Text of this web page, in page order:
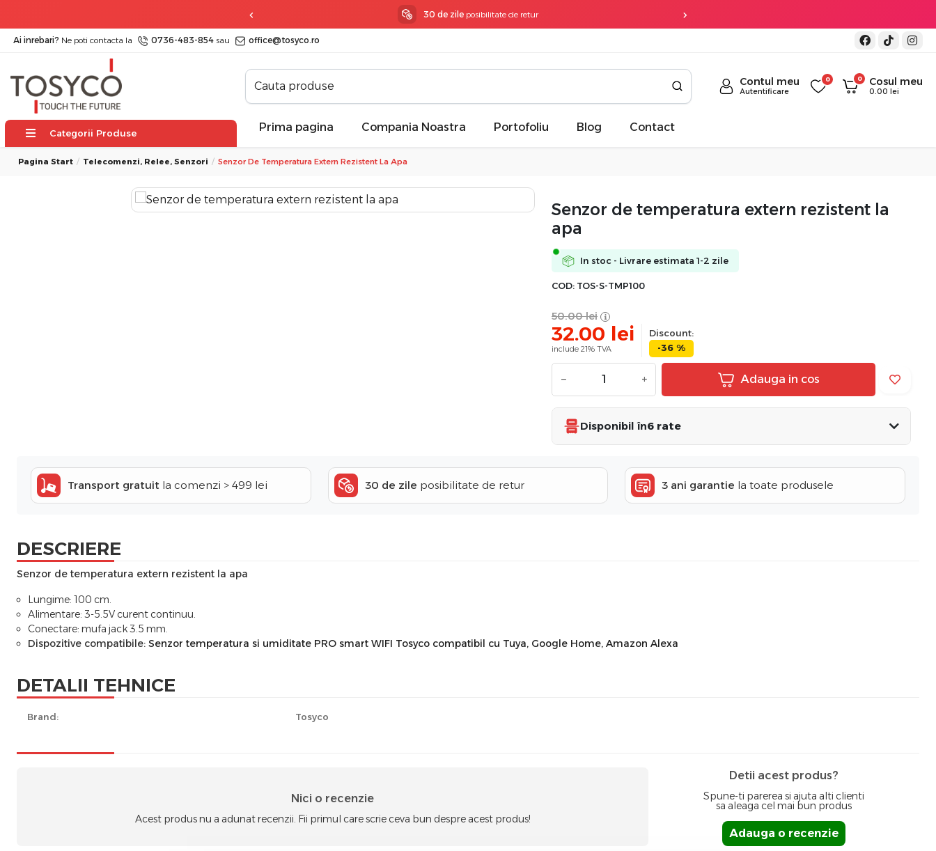
30 de zile posibilitate de retur
Ai inrebari? Ne poti contacta la 0736-483-854 sau office@tosyco.ro
Contul meu
Autentificare
0 0 Cosul meu
0.00 lei
Categorii Produse Prima pagina Compania Noastra Portofoliu Blog Contact
Pagina Start Telecomenzi, Relee, Senzori Senzor De Temperatura Extern Rezistent La Apa
Senzor de temperatura extern rezistent la
apa
In stoc - Livrare estimata 1-2 zile
COD: TOS-S-TMP100
50.00 lei
32.00 lei
include 21% TVA
Discount:
-36 %
− + Adauga in cos
Disponibil în6 rate
Transport gratuit la comenzi > 499 lei 30 de zile posibilitate de retur 3 ani garantie la toate produsele
DESCRIERE
Senzor de temperatura extern rezistent la apa
Lungime: 100 cm.
Alimentare: 3-5.5V curent continuu.
Conectare: mufa jack 3.5 mm.
Dispozitive compatibile: Senzor temperatura si umiditate PRO smart WIFI Tosyco compatibil cu Tuya, Google Home, Amazon Alexa
DETALII TEHNICE
Brand: Tosyco
Nici o recenzie
Acest produs nu a adunat recenzii. Fii primul care scrie ceva bun despre acest produs!
Detii acest produs?
Spune-ti parerea si ajuta alti clienti
sa aleaga cel mai bun produs
Adauga o recenzie